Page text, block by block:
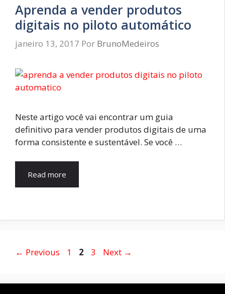
Aprenda a vender produtos
digitais no piloto automático
janeiro 13, 2017 Por BrunoMedeiros
Neste artigo você vai encontrar um guia
definitivo para vender produtos digitais de uma
forma consistente e sustentável. Se você …
Read more
← Previous 1 2 3 Next →